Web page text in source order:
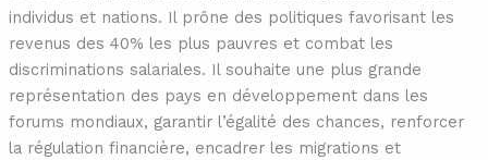
individus et nations. Il prône des politiques favorisant les
revenus des 40% les plus pauvres et combat les
discriminations salariales. Il souhaite une plus grande
représentation des pays en développement dans les
forums mondiaux, garantir l’égalité des chances, renforcer
la régulation financière, encadrer les migrations et